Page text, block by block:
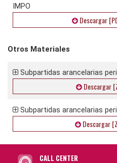
IMPO
Descargar
Otros Materiales
Subpartidas arancelarias
Descargar
Subpartidas arancelarias
Descargar
CALL CENTER